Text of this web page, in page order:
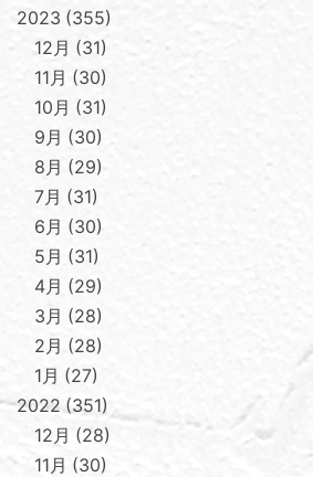
2023 355
12月
31
11月
30
10月
31
9月
30
8月
29
7月
31
6月
30
5月
31
4月
29
3月
28
2月
28
1月
27
2022 351
12月
28
11月
30